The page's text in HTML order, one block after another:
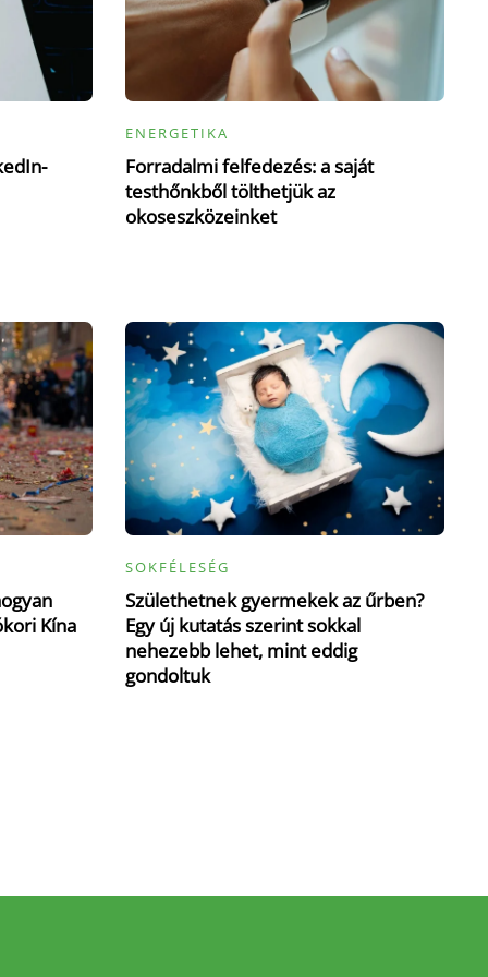
ENERGETIKA
Forradalmi felfedezés: a saját
testhőnkből tölthetjük az
okoseszközeinket
Kína
SOKFÉLESÉG
Születhetnek gyermekek az űrben?
Egy új kutatás szerint sokkal
nehezebb lehet, mint eddig
gondoltuk